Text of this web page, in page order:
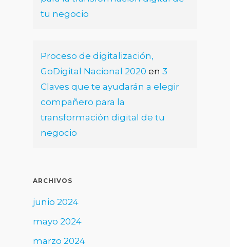
tu negocio
Proceso de digitalización,
GoDigital Nacional 2020 en 3
Claves que te ayudarán a elegir
compañero para la
transformación digital de tu
negocio
ARCHIVOS
junio 2024
mayo 2024
marzo 2024